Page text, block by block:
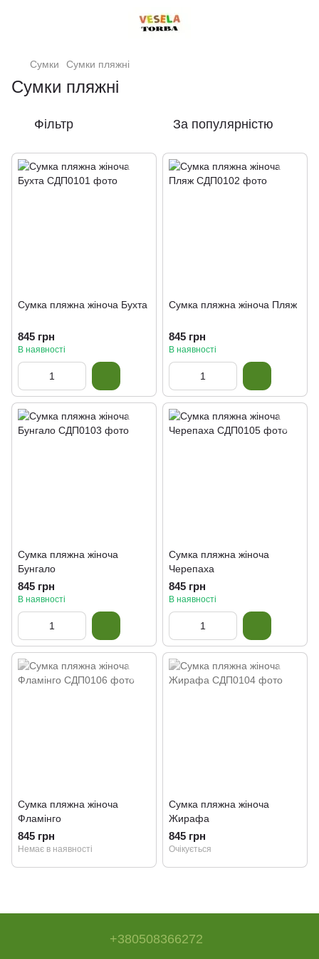
Сумки Сумки пляжні
Сумки пляжні
Фільтр За популярністю
Сумка пляжна жіноча Бухта
845 грн
В наявності
Сумка пляжна жіноча Пляж
845 грн
В наявності
Сумка пляжна жіноча
Бунгало
845 грн
В наявності
Сумка пляжна жіноча
Черепаха
845 грн
В наявності
Сумка пляжна жіноча
Фламінго
845 грн
Немає в наявності
Сумка пляжна жіноча
Жирафа
845 грн
Очікується
+380508366272